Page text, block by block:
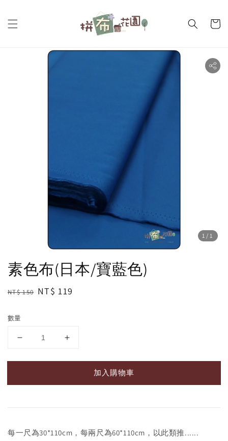
1 /1
素色布(日本/寶藍色)
Regular
NT$ 150 Sale
NT$ 119
數量
加入購物車
每一尺為30*110cm，每兩尺為60*110cm，以此類推......